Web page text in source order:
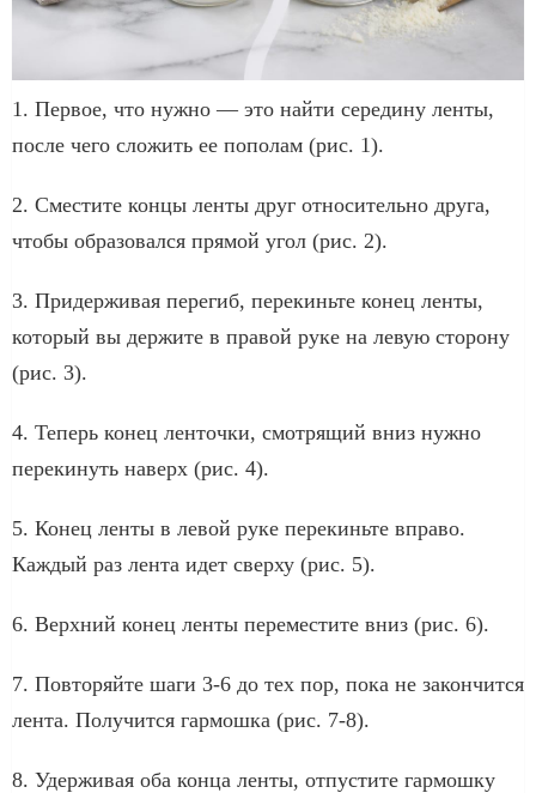
1. Первое, что нужно — это найти середину ленты,
после чего сложить ее пополам (рис. 1).
2. Сместите концы ленты друг относительно друга,
чтобы образовался прямой угол (рис. 2).
3. Придерживая перегиб, перекиньте конец ленты,
который вы держите в правой руке на левую сторону
(рис. 3).
4. Теперь конец ленточки, смотрящий вниз нужно
перекинуть наверх (рис. 4).
5. Конец ленты в левой руке перекиньте вправо.
Каждый раз лента идет сверху (рис. 5).
6. Верхний конец ленты переместите вниз (рис. 6).
7. Повторяйте шаги 3-6 до тех пор, пока не закончится
лента. Получится гармошка (рис. 7-8).
8. Удерживая оба конца ленты, отпустите гармошку